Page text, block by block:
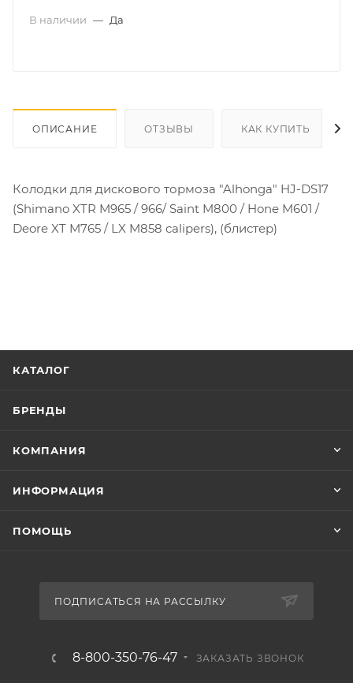
В наличии — Да
ОПИСАНИЕ ОТЗЫВЫ КАК КУПИТЬ
Колодки для дискового тормоза "Alhonga" HJ-DS17
(Shimano XTR M965 / 966/ Saint M800 / Hone M601 /
Deore XT M765 / LX M858 calipers), (блистер)
КАТАЛОГ
БРЕНДЫ
КОМПАНИЯ
ИНФОРМАЦИЯ
ПОМОЩЬ
ПОДПИСАТЬСЯ НА РАССЫЛКУ
8-800-350-76-47 ЗАКАЗАТЬ ЗВОНОК